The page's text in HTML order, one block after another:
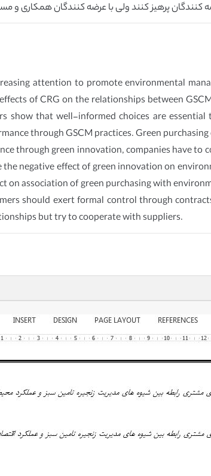
کنندگان پرهیز کنند ولی با عرضه کنندگان همکاری و
attention to promote environmental
of CRG on the relationships between
show that well-informed choices are
through GSCM practices. Green
through green innovation, companies have
negative effect of green innovation on
on association of green purchasing with
should exert formal control through
but try to cooperate with suppliers.